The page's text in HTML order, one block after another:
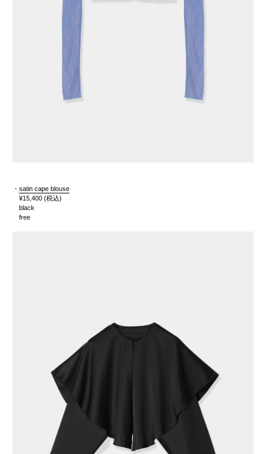
・ satin cape blouse
¥15,400 (税込)
black
free